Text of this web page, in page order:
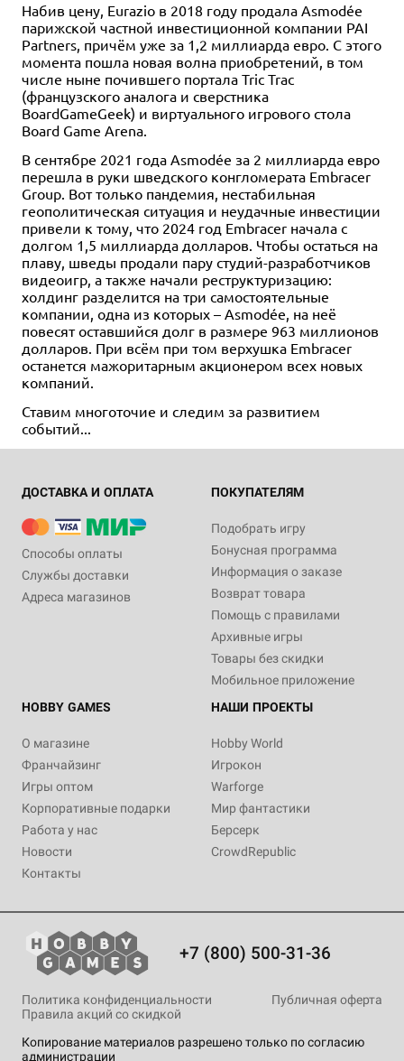
Набив цену, Eurazio в 2018 году продала Asmodée
парижской частной инвестиционной компании PAI
Partners, причём уже за 1,2 миллиарда евро. С этого
момента пошла новая волна приобретений, в том
числе ныне почившего портала Tric Trac
(французского аналога и сверстника
BoardGameGeek) и виртуального игрового стола
Board Game Arena.
В сентябре 2021 года Asmodée за 2 миллиарда евро
перешла в руки шведского конгломерата Embracer
Group. Вот только пандемия, нестабильная
геополитическая ситуация и неудачные инвестиции
привели к тому, что 2024 год Embracer начала с
долгом 1,5 миллиарда долларов. Чтобы остаться на
плаву, шведы продали пару студий-разработчиков
видеоигр, а также начали реструктуризацию:
холдинг разделится на три самостоятельные
компании, одна из которых – Asmodée, на неё
повесят оставшийся долг в размере 963 миллионов
долларов. При всём при том верхушка Embracer
останется мажоритарным акционером всех новых
компаний.
Ставим многоточие и следим за развитием
событий...
ДОСТАВКА И ОПЛАТА
Способы оплаты
Службы доставки
Адреса магазинов
ПОКУПАТЕЛЯМ
Подобрать игру
Бонусная программа
Информация о заказе
Возврат товара
Помощь с правилами
Архивные игры
Товары без скидки
Мобильное приложение
HOBBY GAMES
О магазине
Франчайзинг
Игры оптом
Корпоративные подарки
Работа у нас
Новости
Контакты
НАШИ ПРОЕКТЫ
Hobby World
Игрокон
Warforge
Мир фантастики
Берсерк
CrowdRepublic
+7 (800) 500-31-36
Копирование материалов разрешено только по согласию
администрации
Политика конфиденциальности
Публичная оферта
Правила акций со скидкой